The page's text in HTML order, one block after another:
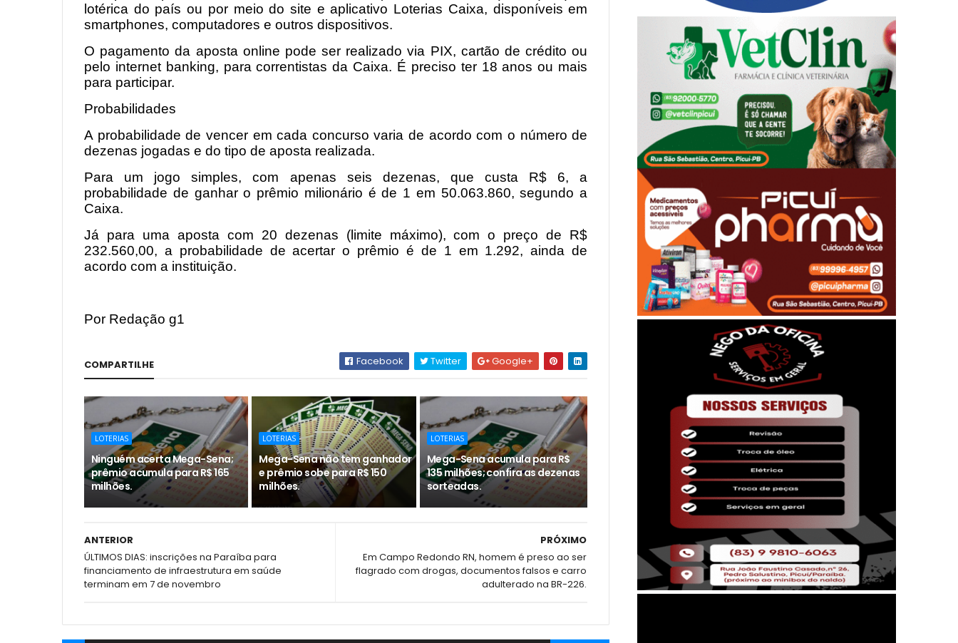
lotérica do país ou por meio do site e aplicativo Loterias Caixa, disponíveis em
smartphones, computadores e outros dispositivos.
O pagamento da aposta online pode ser realizado via PIX, cartão de crédito ou
pelo internet banking, para correntistas da Caixa. É preciso ter 18 anos ou mais
para participar.
Probabilidades
A probabilidade de vencer em cada concurso varia de acordo com o número de
dezenas jogadas e do tipo de aposta realizada.
Para um jogo simples, com apenas seis dezenas, que custa R$ 6, a
probabilidade de ganhar o prêmio milionário é de 1 em 50.063.860, segundo a
Caixa.
Já para uma aposta com 20 dezenas (limite máximo), com o preço de R$
232.560,00, a probabilidade de acertar o prêmio é de 1 em 1.292, ainda de
acordo com a instituição.
Por Redação g1
COMPARTILHE Facebook Twitter Google+
LOTERIAS
Ninguém acerta Mega-Sena;
prêmio acumula para R$ 165
milhões.
LOTERIAS
Mega-Sena não tem ganhador
e prêmio sobe para R$ 150
milhões.
LOTERIAS
Mega-Sena acumula para R$
135 milhões; confira as dezenas
sorteadas.
PRÓXIMO
Em Campo Redondo RN, homem é preso ao ser
flagrado com drogas, documentos falsos e carro
adulterado na BR-226.
ANTERIOR
ÚLTIMOS DIAS: inscrições na Paraíba para
financiamento de infraestrutura em saúde
terminam em 7 de novembro